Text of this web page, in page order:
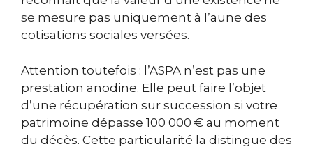
se mesure pas uniquement à l’aune des
cotisations sociales versées.
Attention toutefois : l’ASPA n’est pas une
prestation anodine. Elle peut faire l’objet
d’une récupération sur succession si votre
patrimoine dépasse 100 000 € au moment
du décès. Cette particularité la distingue des